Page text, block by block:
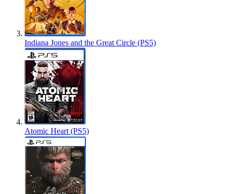
Indiana Jones and the Great Circle (PS5)
Atomic Heart (PS5)